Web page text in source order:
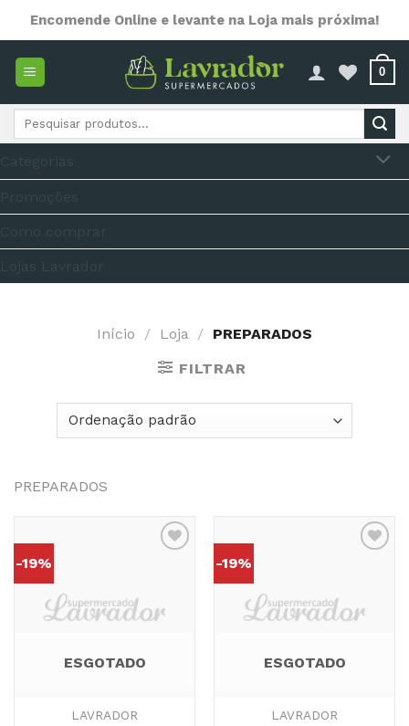
content
Encomende Online e levante na Loja mais próxima!
0
Pesquisar
Início / Loja / PREPARADOS
FILTRAR
PREPARADOS
-19%
Favoritos
ESGOTADO
LAVRADOR
-19%
Favoritos
ESGOTADO
LAVRADOR